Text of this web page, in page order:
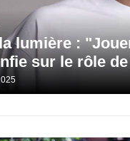
lumière :
sur le rôle